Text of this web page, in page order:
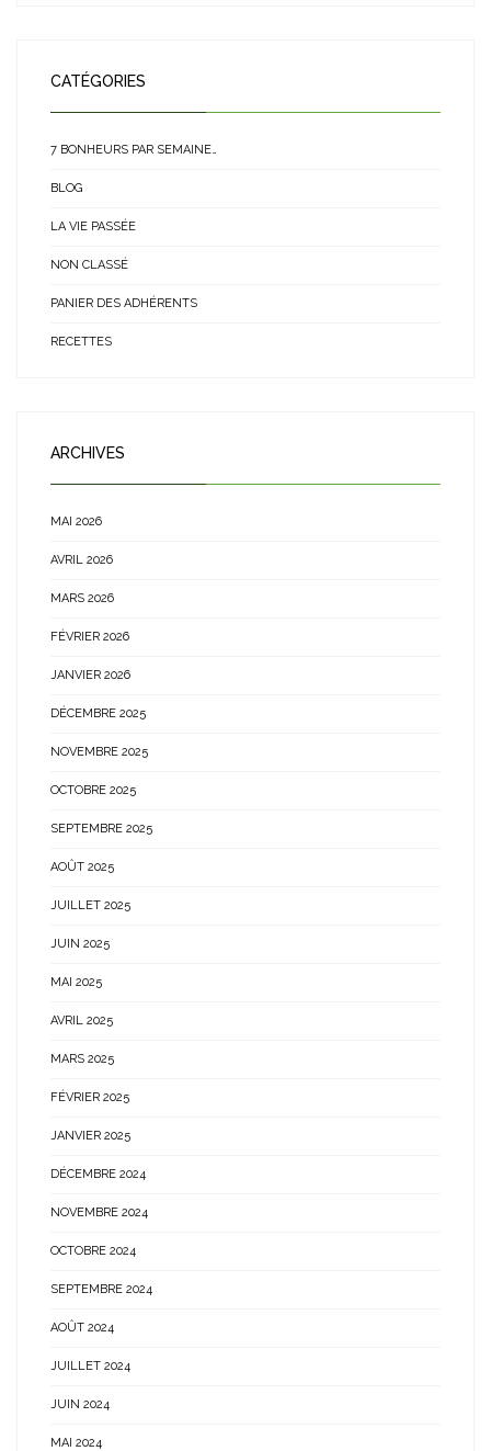
CATÉGORIES
7 BONHEURS PAR SEMAINE…
BLOG
LA VIE PASSÉE
NON CLASSÉ
PANIER DES ADHÉRENTS
RECETTES
ARCHIVES
MAI 2026
AVRIL 2026
MARS 2026
FÉVRIER 2026
JANVIER 2026
DÉCEMBRE 2025
NOVEMBRE 2025
OCTOBRE 2025
SEPTEMBRE 2025
AOÛT 2025
JUILLET 2025
JUIN 2025
MAI 2025
AVRIL 2025
MARS 2025
FÉVRIER 2025
JANVIER 2025
DÉCEMBRE 2024
NOVEMBRE 2024
OCTOBRE 2024
SEPTEMBRE 2024
AOÛT 2024
JUILLET 2024
JUIN 2024
MAI 2024